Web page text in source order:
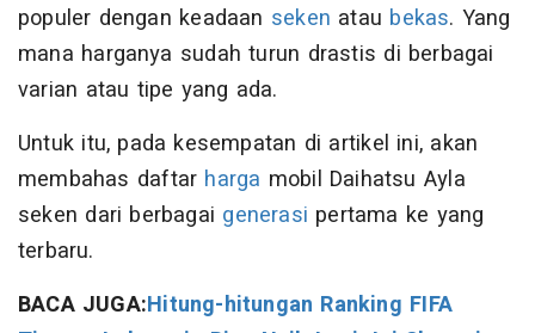
populer dengan keadaan seken atau bekas. Yang
mana harganya sudah turun drastis di berbagai
varian atau tipe yang ada.
Untuk itu, pada kesempatan di artikel ini, akan
membahas daftar harga mobil Daihatsu Ayla
seken dari berbagai generasi pertama ke yang
terbaru.
BACA JUGA:Hitung-hitungan Ranking FIFA